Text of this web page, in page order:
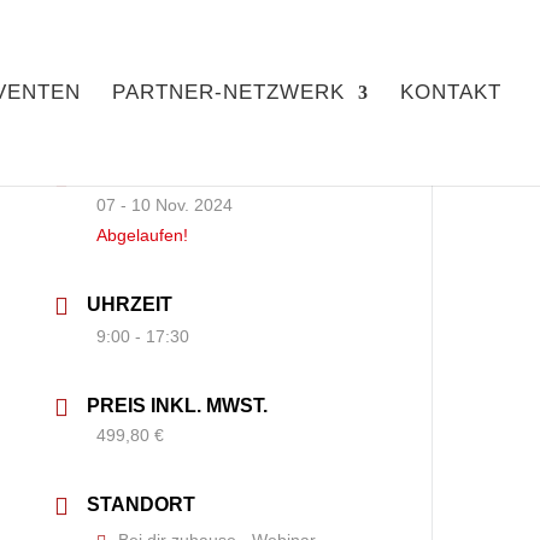
PARTNER-NETZWERK KONTAKT
07 - 10 Nov. 2024
Abgelaufen!
UHRZEIT
9:00 - 17:30
PREIS INKL. MWST.
499,80 €
STANDORT